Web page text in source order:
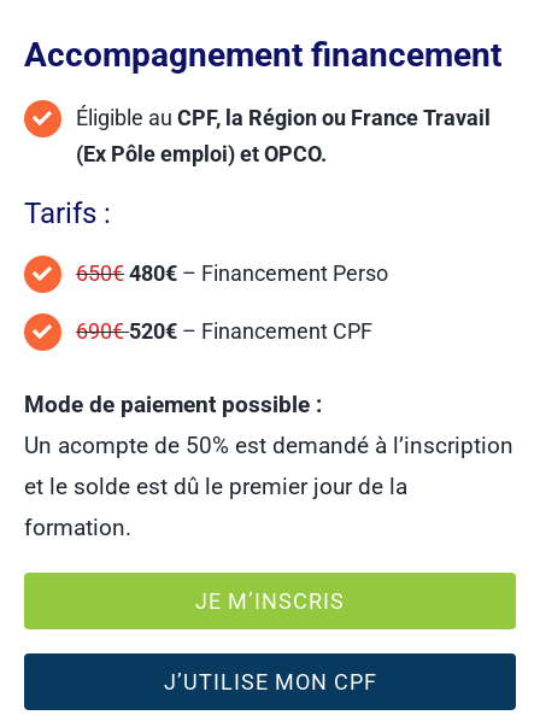
Accompagnement financement
Éligible auCPF, la Région ou France Travail
(Ex Pôle emploi) et OPCO.
Tarifs :
650€480€ – Financement Perso
690€520€ – Financement CPF
Mode de paiement possible :
Un acompte de 50% est demandé à l’inscription
et le solde est dû le premier jour de la
formation.
JE M’INSCRIS
J’UTILISE MON CPF